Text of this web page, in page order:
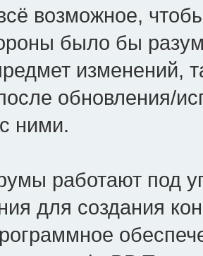
возможное,
было бы
изменений,
обновления/
ними.
работают под
для создания